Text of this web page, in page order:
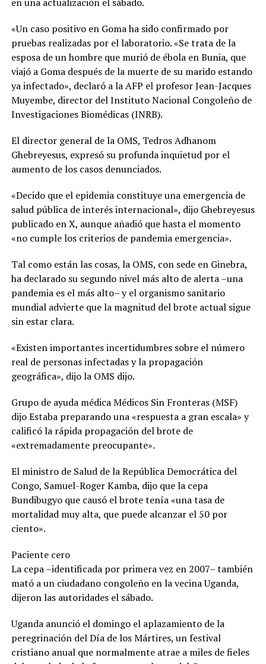
«Un caso positivo en Goma ha sido confirmado por
pruebas realizadas por el laboratorio. «Se trata de la
esposa de un hombre que murió de ébola en Bunia, que
viajó a Goma después de la muerte de su marido estando
ya infectado», declaró a la AFP el profesor Jean-Jacques
Muyembe, director del Instituto Nacional Congoleño de
Investigaciones Biomédicas (INRB).
El director general de la OMS, Tedros Adhanom
Ghebreyesus, expresó su profunda inquietud por el
aumento de los casos denunciados.
«Decido que el epidemia constituye una emergencia de
salud pública de interés internacional», dijo Ghebreyesus
publicado en X, aunque añadió que hasta el momento
«no cumple los criterios de pandemia emergencia».
Tal como están las cosas, la OMS, con sede en Ginebra,
ha declarado su segundo nivel más alto de alerta –una
pandemia es el más alto– y el organismo sanitario
mundial advierte que la magnitud del brote actual sigue
sin estar clara.
«Existen importantes incertidumbres sobre el número
real de personas infectadas y la propagación
geográfica», dijo la OMS dijo.
Grupo de ayuda médica Médicos Sin Fronteras (MSF)
dijo Estaba preparando una «respuesta a gran escala» y
calificó la rápida propagación del brote de
«extremadamente preocupante».
El ministro de Salud de la República Democrática del
Congo, Samuel-Roger Kamba, dijo que la cepa
Bundibugyo que causó el brote tenía «una tasa de
mortalidad muy alta, que puede alcanzar el 50 por
ciento».
Paciente cero
La cepa –identificada por primera vez en 2007– también
mató a un ciudadano congoleño en la vecina Uganda,
dijeron las autoridades el sábado.
Uganda anunció el domingo el aplazamiento de la
peregrinación del Día de los Mártires, un festival
cristiano anual que normalmente atrae a miles de fieles